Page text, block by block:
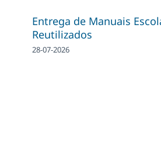
Entrega de Manuais
Reutilizados
28-07-2026